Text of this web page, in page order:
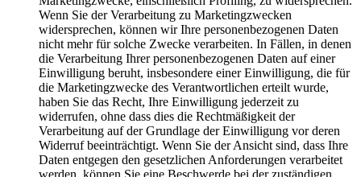
Wenn Sie der Verarbeitung zu Marketingzwecken
widersprechen, können wir Ihre personenbezogenen Daten
nicht mehr für solche Zwecke verarbeiten. In Fällen, in denen
die Verarbeitung Ihrer personenbezogenen Daten auf einer
Einwilligung beruht, insbesondere einer Einwilligung, die für
die Marketingzwecke des Verantwortlichen erteilt wurde,
haben Sie das Recht, Ihre Einwilligung jederzeit zu
widerrufen, ohne dass dies die Rechtmäßigkeit der
Verarbeitung auf der Grundlage der Einwilligung vor deren
Widerruf beeinträchtigt. Wenn Sie der Ansicht sind, dass Ihre
Daten entgegen den gesetzlichen Anforderungen verarbeitet
werden, können Sie eine Beschwerde bei der zuständigen